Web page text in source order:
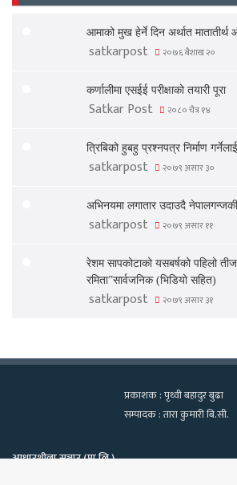
आमाको मुख हेर्ने दिन अर्थात
satkarpost २०७६ बैशाख २०
कर्णालीमा एसईई परीक्षाको तयारी पूरा
Satkar Post २०८० चैत्र १४
त्रिबिको हुबहु प्रश्नपत्र निर्माण
satkarpost २०७९ असार ३०
अभिनयमा लगातार उदाउदै नेपालगन्जकी
satkarpost २०७९ असार ११
रेशम सापकोटाको यसबर्षको पहिलो
रमिता”सार्वजनिक (भिडियो सहित)
satkarpost २०७९ असार ३१
प्रकाशक : पृथ्वी बहादुर बुढा
सम्पादक : तारा कुमारी बि.सी.
आधारशीला सञ्चार (प्रा.लि.)